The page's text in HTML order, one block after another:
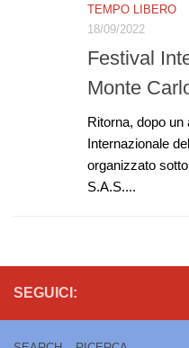
TEMPO LIBERO
18/09/2022
Festival
Monte
Ritorna, dopo
Internazionale
organizzato
S.A.S....
SEGUICI: